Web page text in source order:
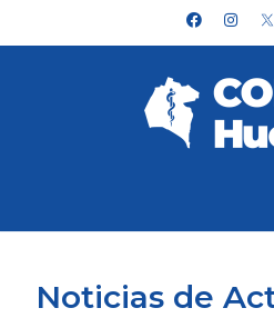
F
a
c
o
o
k
I
n
s
a
g
r
a
m
Noticias de